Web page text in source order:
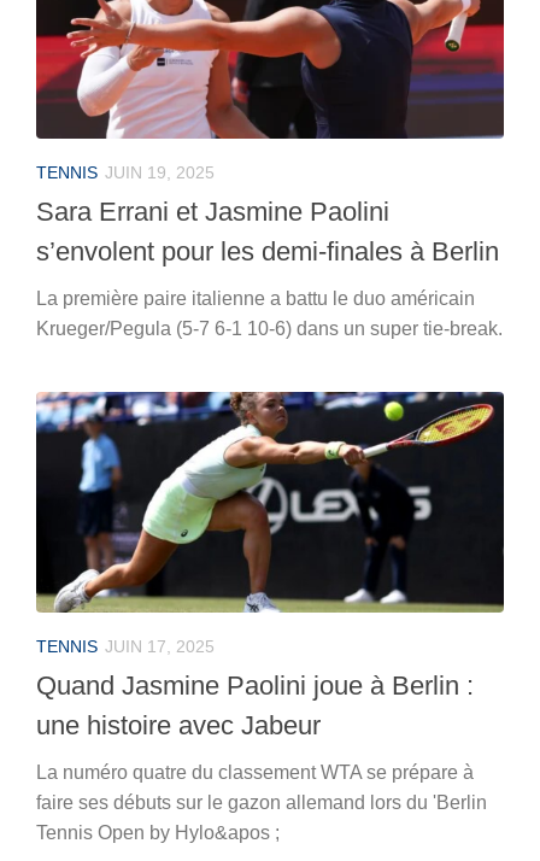
TENNIS JUIN 19, 2025
Sara Errani et Jasmine Paolini
s’envolent pour les demi-finales à Berlin
La première paire italienne a battu le duo américain
Krueger/Pegula (5-7 6-1 10-6) dans un super tie-break.
TENNIS JUIN 17, 2025
Quand Jasmine Paolini joue à Berlin :
une histoire avec Jabeur
La numéro quatre du classement WTA se prépare à
faire ses débuts sur le gazon allemand lors du 'Berlin
Tennis Open by Hylo&apos ;